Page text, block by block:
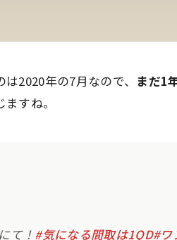
2020年の7月なので、 まだ1
すね。
て！ #気になる間取は1QD#ワ